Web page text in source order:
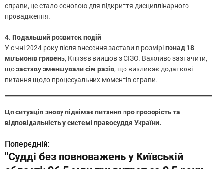
справи, це стало основою для відкриття дисциплінарного
провадження.
4. Подальший розвиток подій
У січні 2024 року після внесення застави в розміріпонад 18
мільйонів гривень, Князєв вийшов з СІЗО. Важливо зазначити,
щозаставу зменшували сім разів, що викликає додаткові
питання щодо процесуальних моментів справи.
Ця ситуація знову піднімає питання про прозорість та
відповідальність у системі правосуддя України.
Н
а
Попередній:
"Судді без повноважень у Київській